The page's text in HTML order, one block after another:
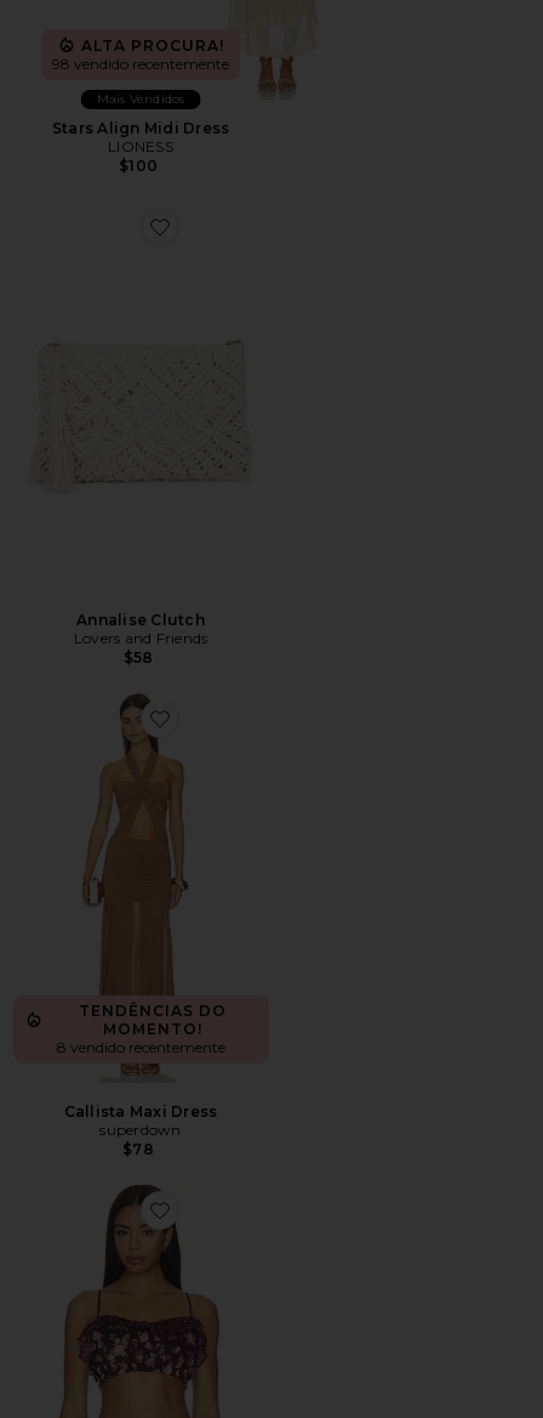
ALTA PROCURA!
98 vendido recentemente
Mais Vendidos
Stars Align Midi Dress
LIONESS
$100
Favorite Annalise Clutch
Annalise Clutch
Lovers and Friends
$58
Favorite Callista Maxi Dress
TENDÊNCIAS DO
MOMENTO!
8 vendido recentemente
Callista Maxi Dress
superdown
$78
Favorite Rubie Top